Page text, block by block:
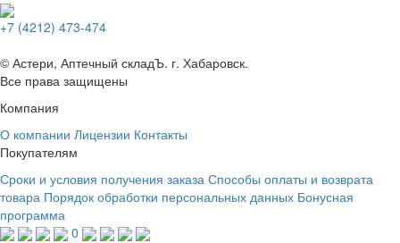
+7 (4212) 473-474
© Астери, Аптечный складЪ. г. Хабаровск.
Все права защищены
Компания
О компании Лицензии Контакты
Покупателям
Сроки и условия получения заказа Способы оплаты и возврата
товара Порядок обработки персональных данных Бонусная
программа
0